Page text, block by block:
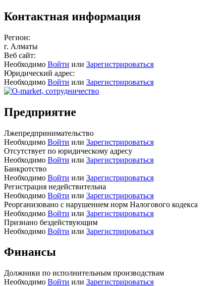
Контактная информация
Регион:
г. Алматы
Веб сайт:
Необходимо Войти или Зарегистрироваться
Юридический адрес:
Необходимо Войти или Зарегистрироваться
Предприятие
Лжепредпринимательство
Необходимо Войти или Зарегистрироваться
Отсутствует по юридическому адресу
Необходимо Войти или Зарегистрироваться
Банкротство
Необходимо Войти или Зарегистрироваться
Регистрация недействительна
Необходимо Войти или Зарегистрироваться
Реорганизовано с нарушением норм Налогового кодекса
Необходимо Войти или Зарегистрироваться
Признано бездействующим
Необходимо Войти или Зарегистрироваться
Финансы
Должники по исполнительным производствам
Необходимо Войти или Зарегистрироваться